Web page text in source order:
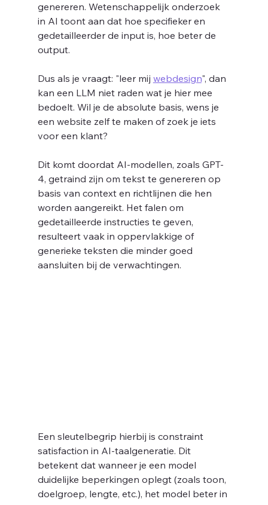
genereren. Wetenschappelijk onderzoek
in AI toont aan dat hoe specifieker en
gedetailleerder de input is, hoe beter de
output.
Dus als je vraagt: "leer mij webdesign", dan
kan een LLM niet raden wat je hier mee
bedoelt. Wil je de absolute basis, wens je
een website zelf te maken of zoek je iets
voor een klant?
Dit komt doordat AI-modellen, zoals GPT-
4, getraind zijn om tekst te genereren op
basis van context en richtlijnen die hen
worden aangereikt. Het falen om
gedetailleerde instructies te geven,
resulteert vaak in oppervlakkige of
generieke teksten die minder goed
aansluiten bij de verwachtingen.
Een sleutelbegrip hierbij is constraint
satisfaction in AI-taalgeneratie. Dit
betekent dat wanneer je een model
duidelijke beperkingen oplegt (zoals toon,
doelgroep, lengte, etc.), het model beter in